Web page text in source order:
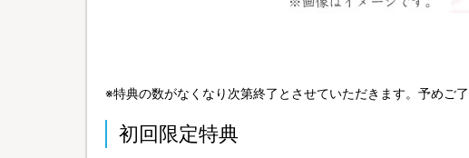
※特典の数がなくなり次第終了とさせていただきます。予めご了
初回限定特典